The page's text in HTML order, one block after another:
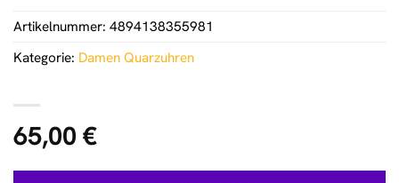
65,00 €
Artikelnummer: 4894138355981
Kategorie: Damen Quarzuhren